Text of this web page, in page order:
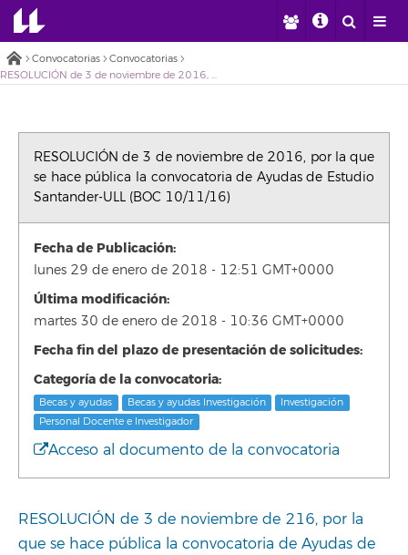
Convocatorias
Convocatorias
RESOLUCIÓN de 3 de noviembre de 2016, por la que se hace pública la convocatoria de Ayudas de Estudio Santander-ULL (BOC 10/11/16)
RESOLUCIÓN de 3 de noviembre de 2016, por la que
se hace pública la convocatoria de Ayudas de Estudio
Santander-ULL (BOC 10/11/16)
Fecha de Publicación:
lunes 29 de enero de 2018 - 12:51 GMT+0000
Última modificación:
martes 30 de enero de 2018 - 10:36 GMT+0000
Fecha fin del plazo de presentación de solicitudes:
Categoría de la convocatoria:
Becas y ayudas Becas y ayudas Investigación
Investigación
Personal Docente e Investigador
Acceso al documento de la convocatoria
RESOLUCIÓN de 3 de noviembre de 216, por la
que se hace pública la convocatoria de Ayudas de